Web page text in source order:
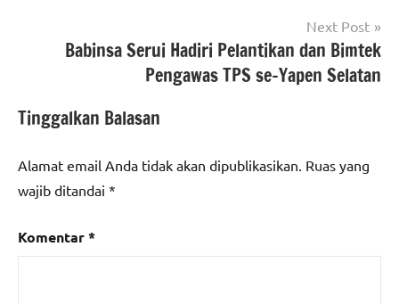
Next Post
Babinsa Serui Hadiri Pelantikan dan Bimtek
Pengawas TPS se-Yapen Selatan
Tinggalkan Balasan
Alamat email Anda tidak akan dipublikasikan. Ruas yang
wajib ditandai *
Komentar*